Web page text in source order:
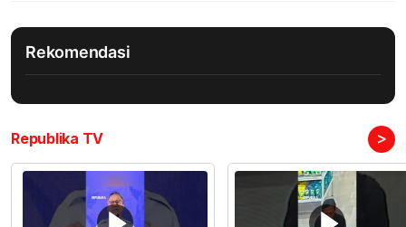
Rekomendasi
Republika TV >